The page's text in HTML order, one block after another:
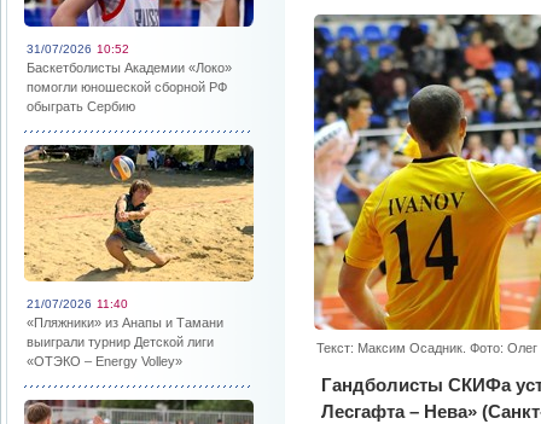
31/07/2026 10:52
Баскетболисты Академии «Локо»
помогли юношеской сборной РФ
обыграть Сербию
21/07/2026 11:40
«Пляжники» из Анапы и Тамани
выиграли турнир Детской лиги
«ОТЭКО – Energy Volley»
Текст: Максим Осадник. Фото:
Гандболисты СКИФа
Лесгафта – Нева»